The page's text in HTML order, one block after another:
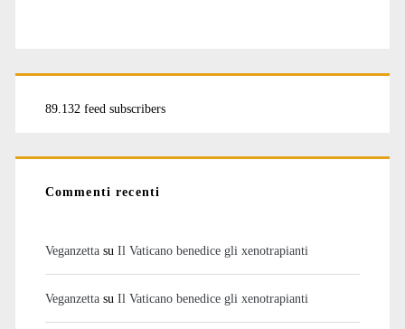
89.132 feed subscribers
Commenti recenti
Veganzettasu Il Vaticano benedice gli xenotrapianti
Veganzettasu Il Vaticano benedice gli xenotrapianti